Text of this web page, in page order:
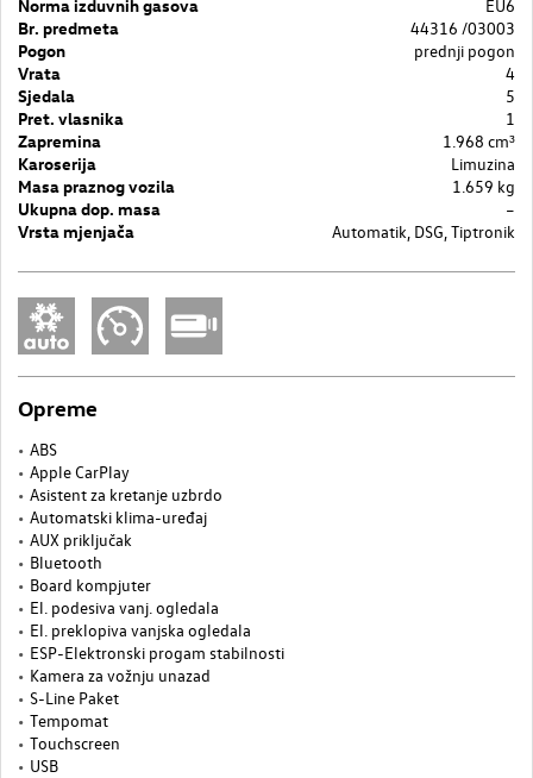
Norma izduvnih gasova
EU6
Br. predmeta
44316 /03003
Pogon
prednji pogon
Vrata
4
Sjedala
5
Pret. vlasnika
1
Zapremina
1.968 cm³
Karoserija
Limuzina
Masa praznog vozila
1.659 kg
Ukupna dop. masa
–
Vrsta mjenjača
Automatik, DSG, Tiptronik
Opreme
ABS
Apple CarPlay
Asistent za kretanje uzbrdo
Automatski klima-uređaj
AUX priključak
Bluetooth
Board kompjuter
El. podesiva vanj. ogledala
El. preklopiva vanjska ogledala
ESP-Elektronski progam stabilnosti
Kamera za vožnju unazad
S-Line Paket
Tempomat
Touchscreen
USB